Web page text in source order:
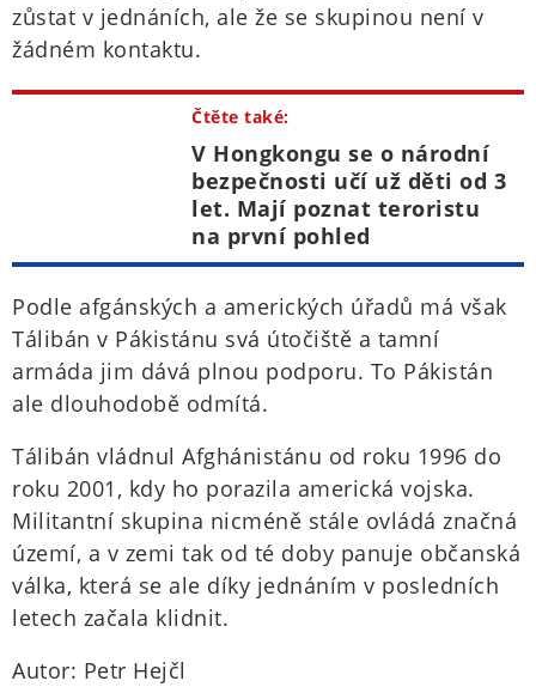
zůstat v jednáních, ale že se skupinou není v
žádném kontaktu.
Čtěte také:
V Hongkongu se o národní
bezpečnosti učí už děti od 3
let. Mají poznat teroristu
na první pohled
Podle afgánských a amerických úřadů má však
Tálibán v Pákistánu svá útočiště a tamní
armáda jim dává plnou podporu. To Pákistán
ale dlouhodobě odmítá.
Tálibán vládnul Afghánistánu od roku 1996 do
roku 2001, kdy ho porazila americká vojska.
Militantní skupina nicméně stále ovládá značná
území, a v zemi tak od té doby panuje občanská
válka, která se ale díky jednáním v posledních
letech začala klidnit.
Autor: Petr Hejčl